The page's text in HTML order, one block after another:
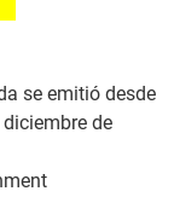
se emitió desde
de